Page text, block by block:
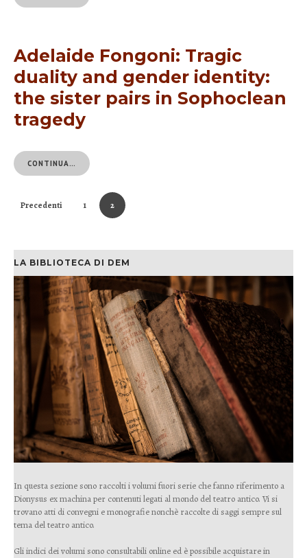
Adelaide Fongoni: Tragic
duality and gender identity:
the sister pairs in Sophoclean
tragedy
CONTINUA…
Precedenti 1 2
LA BIBLIOTECA DI DEM
In questa sezione sono raccolti i volumi fuori serie che fanno riferimento a
Dionysus ex machina per contenuti legati al mondo del teatro antico. Vi si
trovano atti di convegni e monografie nonchè raccolte di saggi sempre sul
tema del teatro antico.
Gli indici dei volumi sono consultabili online ed è possibile acquistare in